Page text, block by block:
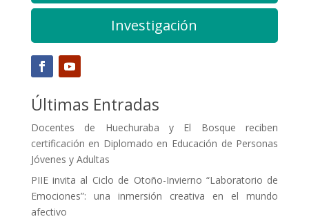
Investigación
Últimas Entradas
Docentes de Huechuraba y El Bosque reciben
certificación en Diplomado en Educación de Personas
Jóvenes y Adultas
PIIE invita al Ciclo de Otoño-Invierno “Laboratorio de
Emociones”: una inmersión creativa en el mundo
afectivo